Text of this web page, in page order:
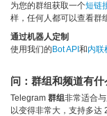
为您的群组获取一个短链
样，任何人都可以查看群
通过机器人定制
使用我们的Bot API和内联
问：群组和频道有什
Telegram 群组非常适合
以变得非常大，支持多达